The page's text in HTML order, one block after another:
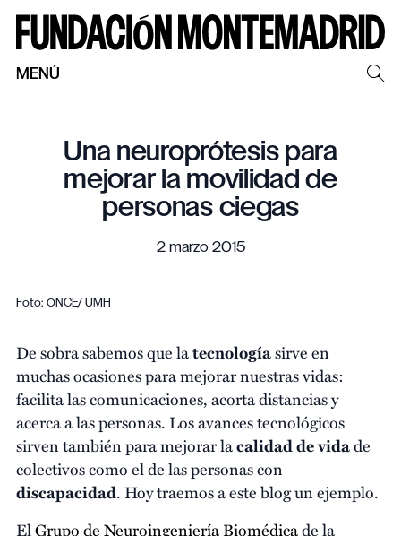
MENÚ
Una neuroprótesis para
mejorar la movilidad de
personas ciegas
2 marzo 2015
Foto: ONCE/ UMH
De sobra sabemos que latecnologíasirve en
muchas ocasiones para mejorar nuestras vidas:
facilita las comunicaciones, acorta distancias y
acerca a las personas. Los avances tecnológicos
sirven también para mejorar lacalidad de vidade
colectivos como el de las personas con
discapacidad. Hoy traemos a este blog un ejemplo.
ElGrupo de Neuroingeniería Biomédicade la